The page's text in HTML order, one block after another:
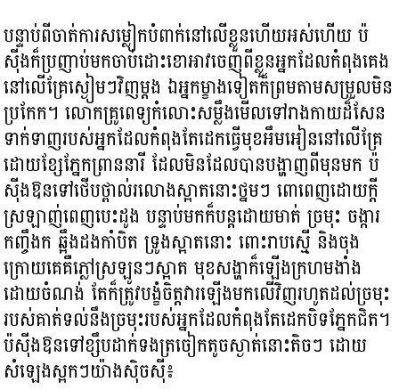
បន្ទាប់ពីចាត់ការសម្លៀកបំពាក់នៅលើខ្លួនហើយអស់ហើយ ប៉
ស៊ីងក៏ប្រញាប់មកចាប់ដោះខោអាវចេញពីខ្លួនអ្នកដែលកំពុងគេង
នៅលើគ្រែស្ងៀមៗវិញម្ដង ឯអ្នកម្ខាងទៀតក៏ព្រមតាមសម្រួលមិន
ប្រកែក។ លោកគ្រូពេទ្យកំលោះសម្លឹងមើលទៅរាងកាយដ៏សែន
ទាក់ទាញរបស់អ្នកដែលកំពុងតែដេកធ្វើមុខអឹមអៀននៅលើគ្រែ
ដោយខ្សែភ្នែកព្រាននារី ដែលមិនដែលបានបង្ហាញពីមុនមក ប៉
ស៊ីងឱនទៅថើបថ្ពាល់រលោងស្អាតនោះថ្នមៗ ពោពេញដោយក្ដី
ស្រឡាញ់ពេញបេះដូង បន្ទាប់មកក៏បន្តដោយមាត់ ច្រមុះ ចង្ការ
កញ្ចឹងក ឆ្អឹងដងកាំបិត ទ្រូងស្អាតនោះ ពោះរាបស្មើ និងចុង
ក្រោយគេគឺភ្លៅស្រឡូនៗស្អាត មុខសង្ហាក៏ឡើងក្រហមងាំង
ដោយចំណង់ តែក៏ត្រូវបង្ខំចិត្តវារឡើងមកលើវិញរហូតដល់ច្រមុះ
របស់គាត់ទល់នឹងច្រមុះរបស់អ្នកដែលកំពុងតែដេកបិទភ្នែកជិត។
ប៉ស៊ីងឱនទៅខ្សឹបដាក់ទងត្រចៀកតូចស្ងាត់នោះតិចៗ ដោយ
សំឡេងស្អកៗយ៉ាងស៊ិចស៊ី៖